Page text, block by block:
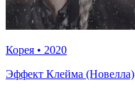
Корея • 2020
Эффект Клейма (Новелла)